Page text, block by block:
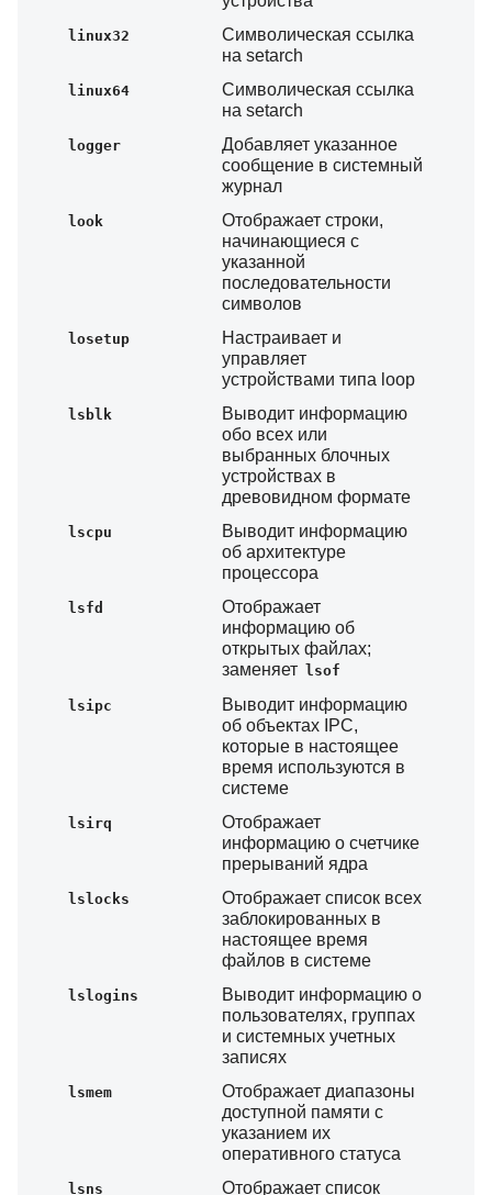
linux32
Символическая ссылка
на setarch
linux64
Символическая ссылка
на setarch
logger
Добавляет указанное
сообщение в системный
журнал
look
Отображает строки,
начинающиеся с
указанной
последовательности
символов
losetup
Настраивает и
управляет
устройствами типа loop
lsblk
Выводит информацию
обо всех или
выбранных блочных
устройствах в
древовидном формате
lscpu
Выводит информацию
об архитектуре
процессора
lsfd
Отображает
информацию об
открытых файлах;
заменяет lsof
lsipc
Выводит информацию
об объектах IPC,
которые в настоящее
время используются в
системе
lsirq
Отображает
информацию о счетчике
прерываний ядра
lslocks
Отображает список всех
заблокированных в
настоящее время
файлов в системе
lslogins
Выводит информацию о
пользователях, группах
и системных учетных
записях
lsmem
Отображает диапазоны
доступной памяти с
указанием их
оперативного статуса
lsns
Отображает список